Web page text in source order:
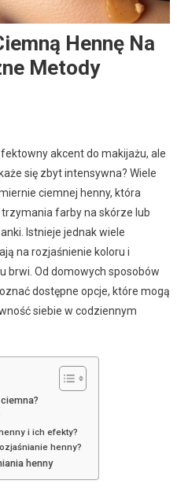
Hennę Na
Metody
akcent do makijażu, ale
się zbyt intensywna? Wiele
ciemnej henny, która
farby na skórze lub
Istnieje jednak wiele
na rozjaśnienie koloru i
brwi. Od domowych sposobów
dostępne opcje, które mogą
siebie w codziennym
i ich efekty?
henny?
henny